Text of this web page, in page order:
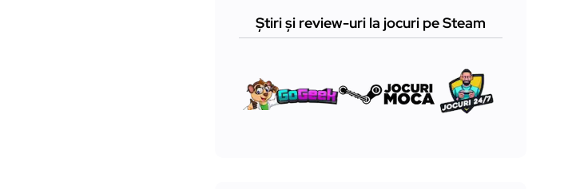
Știri și review-uri la jocuri pe Steam